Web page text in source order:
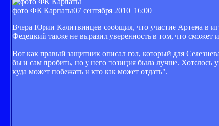
фото ФК Карпаты07 сентября 2010, 16:00
Вчера Юрий Калитвинцев сообщил, что участие Артема в
Федецкий также не выразил уверенность в том, что
Вот как правый защитник описал гол, который для
бы и сам пробить, но у него позиция была лучше. Хотелось
куда может побежать и кто как может отдать".